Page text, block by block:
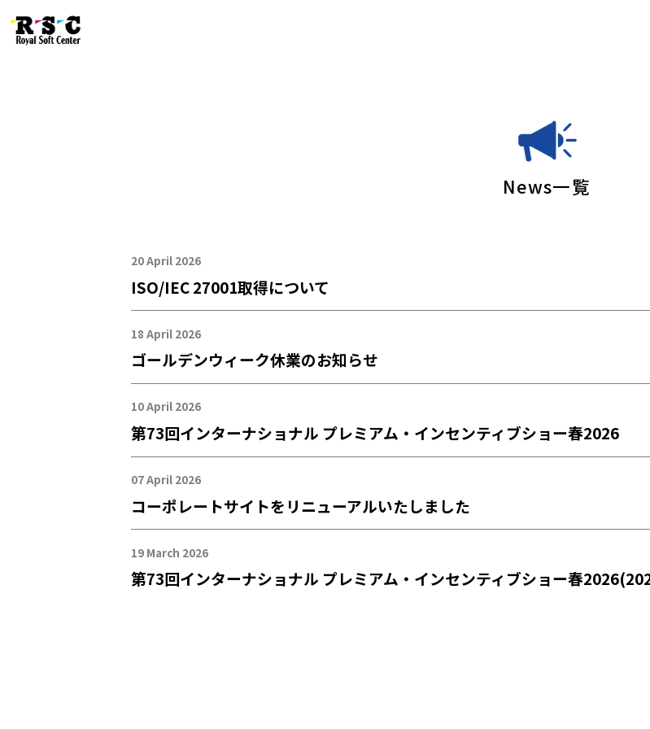
News一覧
20 April 2026
ISO/IEC 27001取得について
18 April 2026
ゴールデンウィーク休業のお知らせ
10 April 2026
第73回インターナショナル プレミアム・インセンティブショー春2026
07 April 2026
コーポレートサイトをリニューアルいたしました
19 March 2026
第73回インターナショナル プレミアム・インセンティブショー春